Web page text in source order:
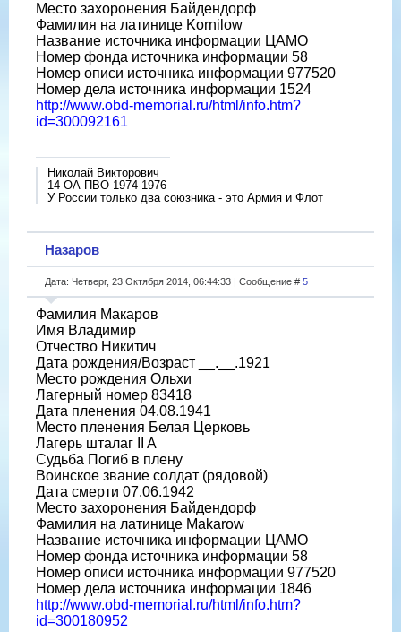
Место захоронения Байдендорф
Фамилия на латинице Kornilow
Название источника информации ЦАМО
Номер фонда источника информации 58
Номер описи источника информации 977520
Номер дела источника информации 1524
http://www.obd-memorial.ru/html/info.htm?
id=300092161
Николай Викторович
14 ОА ПВО 1974-1976
У России только два союзника - это Армия и Флот
Назаров
Дата: Четверг, 23 Октября 2014, 06:44:33 | Сообщение # 5
Фамилия Макаров
Имя Владимир
Отчество Никитич
Дата рождения/Возраст __.__.1921
Место рождения Ольхи
Лагерный номер 83418
Дата пленения 04.08.1941
Место пленения Белая Церковь
Лагерь шталаг II A
Судьба Погиб в плену
Воинское звание солдат (рядовой)
Дата смерти 07.06.1942
Место захоронения Байдендорф
Фамилия на латинице Makarow
Название источника информации ЦАМО
Номер фонда источника информации 58
Номер описи источника информации 977520
Номер дела источника информации 1846
http://www.obd-memorial.ru/html/info.htm?
id=300180952